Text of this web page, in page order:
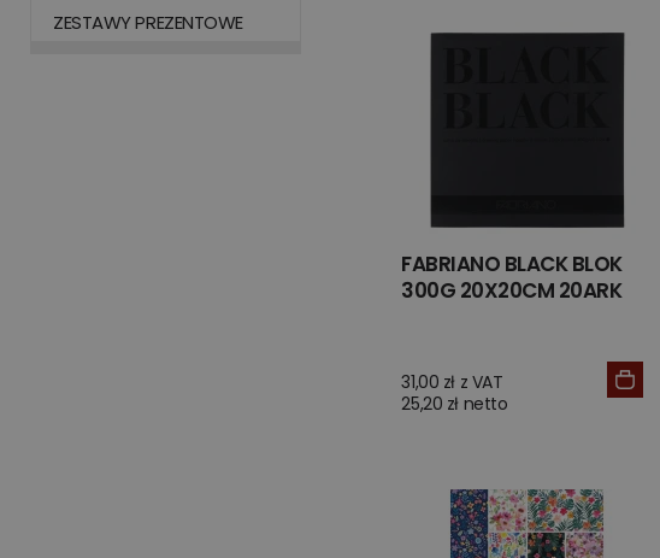
ZESTAWY PREZENTOWE
FABRIANO BLACK BLOK
300G 20X20CM 20ARK
31,00 zł z VAT
25,20 zł netto